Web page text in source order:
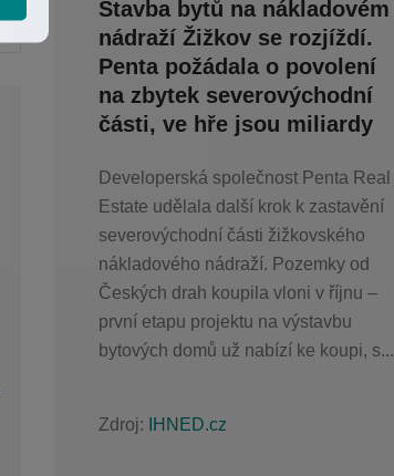
Stavba bytů na nákladovém
nádraží Žižkov se rozjíždí.
Penta požádala o povolení
na zbytek severovýchodní
části, ve hře jsou miliardy
Developerská společnost Penta Real
Estate udělala další krok k zastavění
severovýchodní části žižkovského
nákladového nádraží. Pozemky od
Českých drah koupila vloni v říjnu –
první etapu projektu na výstavbu
bytových domů už nabízí ke koupi, s...
Zdroj: IHNED.cz